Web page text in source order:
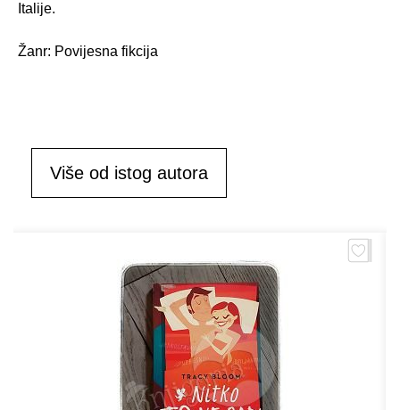
Italije.
Žanr: Povijesna fikcija
Više od istog autora